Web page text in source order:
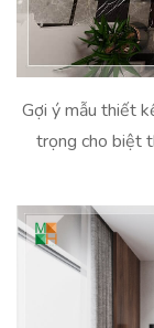
Gợi ý mẫu thiết
trọng cho biệt